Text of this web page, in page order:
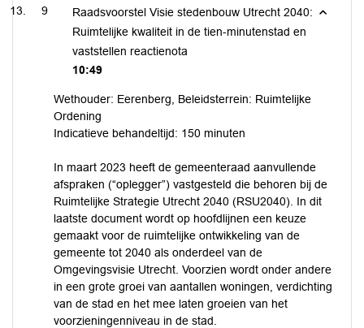
9
Raadsvoorstel Visie stedenbouw Utrecht 2040:
Ruimtelijke kwaliteit in de tien-minutenstad en
vaststellen reactienota
10:49
Wethouder: Eerenberg, Beleidsterrein: Ruimtelijke
Ordening
Indicatieve behandeltijd: 150 minuten
In maart 2023 heeft de gemeenteraad aanvullende
afspraken (“oplegger”) vastgesteld die behoren bij de
Ruimtelijke Strategie Utrecht 2040 (RSU2040). In dit
laatste document wordt op hoofdlijnen een keuze
gemaakt voor de ruimtelijke ontwikkeling van de
gemeente tot 2040 als onderdeel van de
Omgevingsvisie Utrecht. Voorzien wordt onder andere
in een grote groei van aantallen woningen, verdichting
van de stad en het mee laten groeien van het
voorzieningenniveau in de stad.